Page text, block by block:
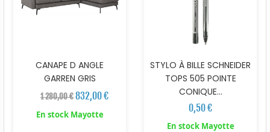
CANAPE D ANGLE
GARREN GRIS
1 280,00 € 832,00 €
En stock Mayotte
STYLO À BILLE SCHNEIDER
TOPS 505 POINTE
CONIQUE...
0,50 €
En stock Mayotte